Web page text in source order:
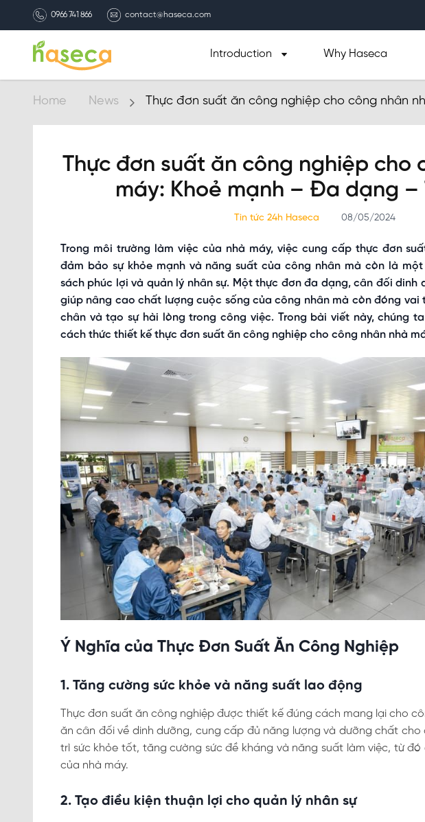
0966 741 866 contact@haseca.com
Introduction Why Haseca
Home News
Thực đơn suất ăn công nghiệp cho công nhân
Thực đơn suất ăn công nghiệp cho
máy: Khoẻ mạnh – Đa dạng –
Tin tức 24h Haseca 08/05/2024
Trong môi trường làm việc của nhà máy, việc cung cấp thực đơn
đảm bảo sự khỏe mạnh và năng suất của công nhân mà còn là
sách phúc lợi và quản lý nhân sự. Một thực đơn đa dạng, cân đối dinh
giúp nâng cao chất lượng cuộc sống của công nhân mà còn đóng vai
chân và tạo sự hài lòng trong công việc. Trong bài viết này, chúng
cách thức thiết kế thực đơn suất ăn công nghiệp cho công nhân nhà
Ý Nghĩa của Thực Đơn Suất Ăn Công Nghiệp
1. Tăng cường sức khỏe và năng suất lao động
Thực đơn suất ăn công nghiệp được thiết kế đúng cách mang lại cho
ăn cân đối về dinh dưỡng, cung cấp đủ năng lượng và dưỡng chất
trì sức khỏe tốt, tăng cường sức đề kháng và năng suất làm việc, từ
của nhà máy.
2. Tạo điều kiện thuận lợi cho quản lý nhân sự